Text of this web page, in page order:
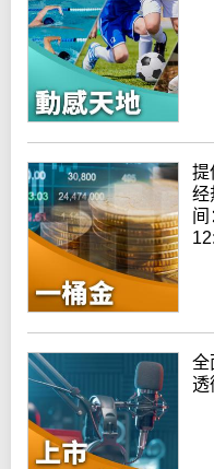
提
经
间
全
透